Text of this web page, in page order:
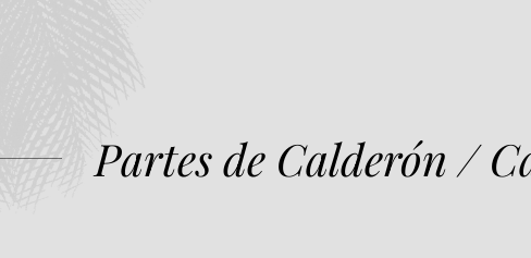
Partes de Calderón /